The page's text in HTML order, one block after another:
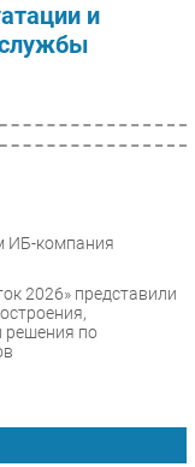
и
ИБ-компания
2026» представили
решения по